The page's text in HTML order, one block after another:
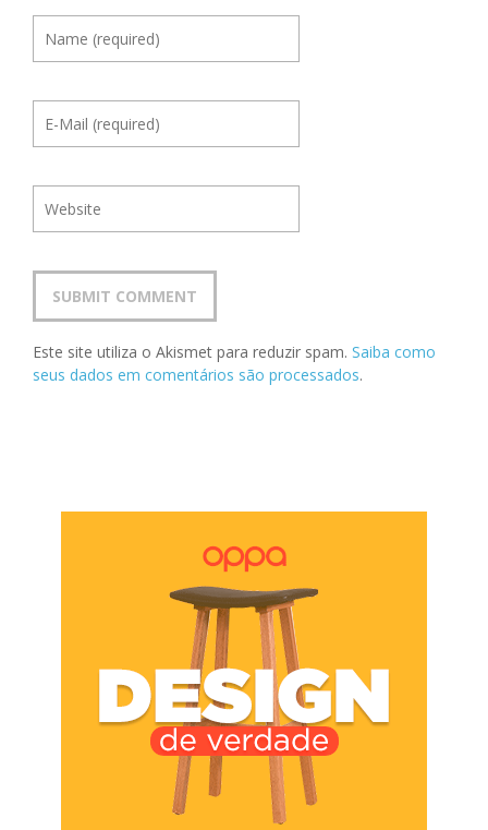
Este site utiliza o Akismet para reduzir spam. Saiba como
seus dados em comentários são processados.